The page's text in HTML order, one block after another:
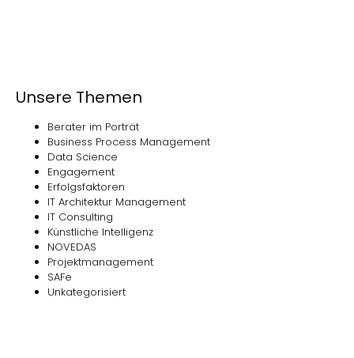
Unsere Themen
Berater im Porträt
Business Process Management
Data Science
Engagement
Erfolgsfaktoren
IT Architektur Management
IT Consulting
Künstliche Intelligenz
NOVEDAS
Projektmanagement
SAFe
Unkategorisiert